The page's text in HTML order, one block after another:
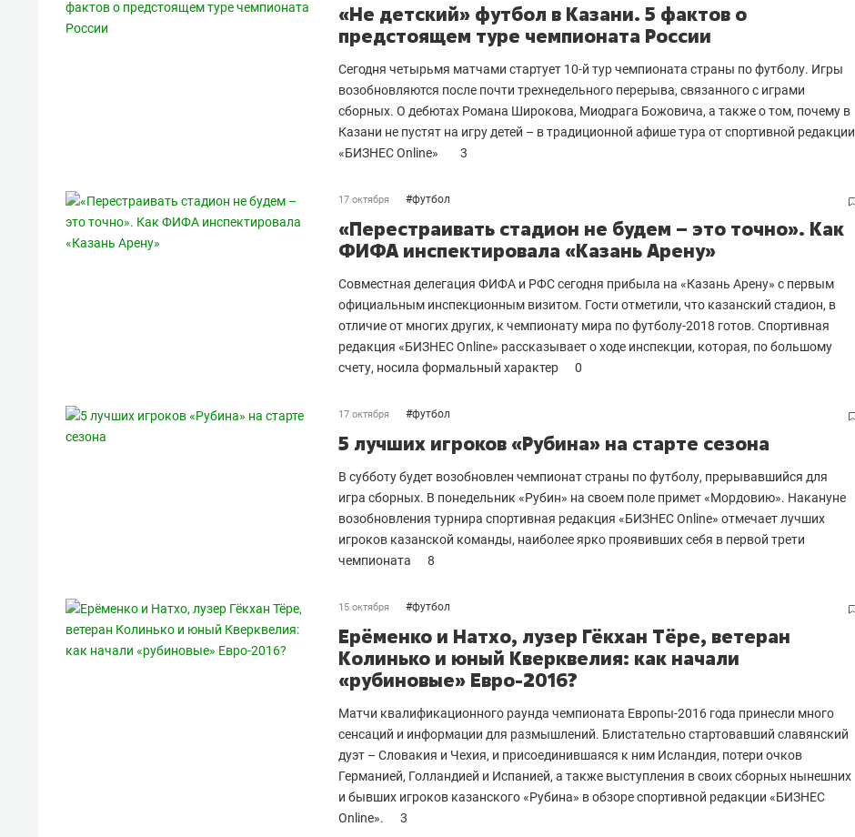
«Не детский» футбол в Казани. 5 фактов о
предстоящем туре чемпионата России
Сегодня четырьмя матчами стартует 10-й тур чемпионата страны по футболу. Игры
возобновляются после почти трехнедельного перерыва, связанного с играми
сборных. О дебютах Романа Широкова, Миодрага Божовича, а также о том, почему в
Казани не пустят на игру детей – в традиционной афише тура от спортивной редакции
«БИЗНЕС Online»
3
17 октября #футбол
«Перестраивать стадион не будем – это точно». Как
ФИФА инспектировала «Казань Арену»
Совместная делегация ФИФА и РФС сегодня прибыла на «Казань Арену» с первым
официальным инспекционным визитом. Гости отметили, что казанский стадион, в
отличие от многих других, к чемпионату мира по футболу-2018 готов. Спортивная
редакция «БИЗНЕС Online» рассказывает о ходе инспекции, которая, по большому
счету, носила формальный характер
0
17 октября #футбол
5 лучших игроков «Рубина» на старте сезона
В субботу будет возобновлен чемпионат страны по футболу, прерывавшийся для
игра сборных. В понедельник «Рубин» на своем поле примет «Мордовию». Накануне
возобновления турнира спортивная редакция «БИЗНЕС Online» отмечает лучших
игроков казанской команды, наиболее ярко проявивших себя в первой трети
чемпионата
8
15 октября #футбол
Ерёменко и Натхо, лузер Гёкхан Тёре, ветеран
Колинько и юный Кверквелия: как начали
«рубиновые» Евро-2016?
Матчи квалификационного раунда чемпионата Европы-2016 года принесли много
сенсаций и информации для размышлений. Блистательно стартовавший славянский
дуэт – Словакия и Чехия, и присоединившаяся к ним Исландия, потери очков
Германией, Голландией и Испанией, а также выступления в своих сборных нынешних
и бывших игроков казанского «Рубина» в обзоре спортивной редакции «БИЗНЕС
Online».
3